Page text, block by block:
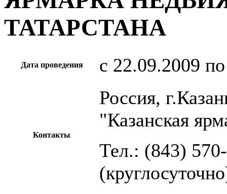
ТАТАРСТАНА
Дата проведения c 22.09.2009
Контакты
Россия,
"Казанская
Тел.: (843)